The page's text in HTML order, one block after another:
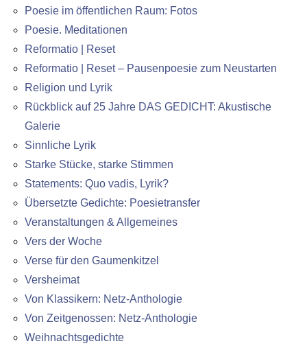
Poesie im öffentlichen Raum: Fotos
Poesie. Meditationen
Reformatio | Reset
Reformatio | Reset – Pausenpoesie zum Neustarten
Religion und Lyrik
Rückblick auf 25 Jahre DAS GEDICHT: Akustische
Galerie
Sinnliche Lyrik
Starke Stücke, starke Stimmen
Statements: Quo vadis, Lyrik?
Übersetzte Gedichte: Poesietransfer
Veranstaltungen & Allgemeines
Vers der Woche
Verse für den Gaumenkitzel
Versheimat
Von Klassikern: Netz-Anthologie
Von Zeitgenossen: Netz-Anthologie
Weihnachtsgedichte